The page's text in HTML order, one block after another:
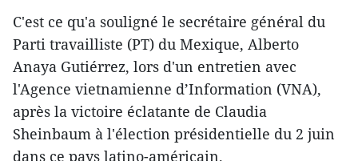
C'est ce qu'a souligné le secrétaire général du
Parti travailliste (PT) du Mexique, Alberto
Anaya Gutiérrez, lors d'un entretien avec
l'Agence vietnamienne d’Information (VNA),
après la victoire éclatante de Claudia
Sheinbaum à l'élection présidentielle du 2 juin
dans ce pays latino-américain.